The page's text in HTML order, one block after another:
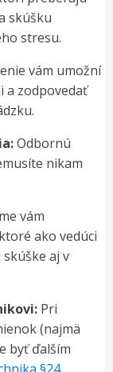
skúšku
stresu.
vám umožní
a zodpovedať
Odbornú
nikam
vám
ako vedúci
aj v
Pri
(najmä
byť ďalším